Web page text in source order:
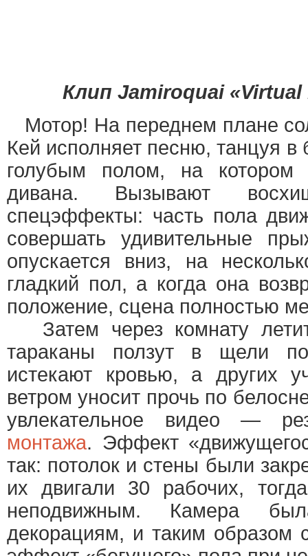
Клип Jamiroquai «Virtual
Мотор! На переднем плане
Кей исполняет песню, танцуя в
голубым полом, на котором
дивана. Вызывают
спецэффекты: часть пола
совершать удивительные
опускается вниз, на
гладкий пол, а когда она
положение, сцена полностью
Затем через комнату летит
тараканы ползут в щели
истекают кровью, а других
ветром уносит прочь по
увлекательное видео —
монтажа. Эффект
так: потолок и стены были
их двигали 30 рабочих,
неподвижным. Камера
декорациям, и таким образом